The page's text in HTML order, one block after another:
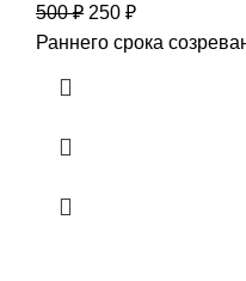
500₽ 250 ₽
Раннего срока